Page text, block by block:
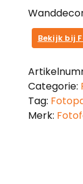
Bekijk bij
Categorie:
Tag:
Merk: